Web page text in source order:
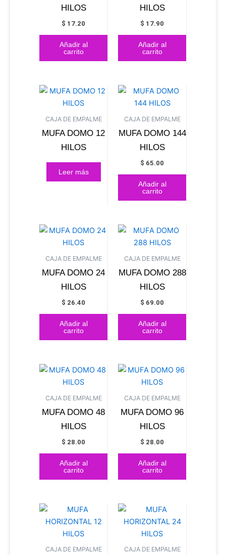
HILOS
$ 17.20
Añadir al
carrito
HILOS
$ 17.90
Añadir al
carrito
CAJA DE EMPALME
MUFA DOMO 12
HILOS
Leer más
CAJA DE EMPALME
MUFA DOMO 144
HILOS
$ 65.00
Añadir al
carrito
CAJA DE EMPALME
MUFA DOMO 24
HILOS
$ 26.40
Añadir al
carrito
CAJA DE EMPALME
MUFA DOMO 288
HILOS
$ 69.00
Añadir al
carrito
CAJA DE EMPALME
MUFA DOMO 48
HILOS
$ 28.00
Añadir al
carrito
CAJA DE EMPALME
MUFA DOMO 96
HILOS
$ 28.00
Añadir al
carrito
CAJA DE EMPALME CAJA DE EMPALME